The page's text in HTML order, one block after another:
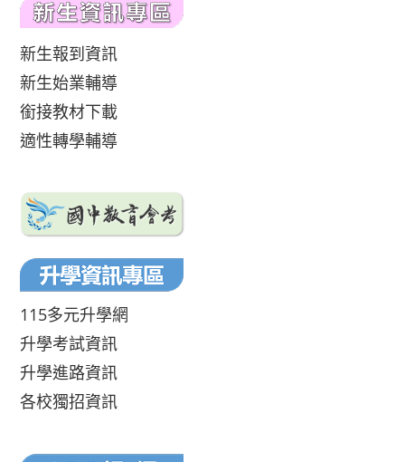
新生報到資訊
新生始業輔導
銜接教材下載
適性轉學輔導
115多元升學網
升學考試資訊
升學進路資訊
各校獨招資訊